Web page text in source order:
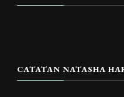
CATATAN NATASHA